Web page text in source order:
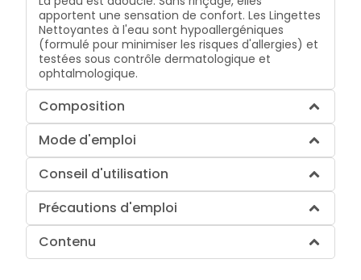
apportent une sensation de confort. Les Lingettes
Nettoyantes à l'eau sont hypoallergéniques
(formulé pour minimiser les risques d'allergies) et
testées sous contrôle dermatologique et
ophtalmologique.
Composition
Mode d'emploi
Conseil d'utilisation
Précautions d'emploi
Contenu